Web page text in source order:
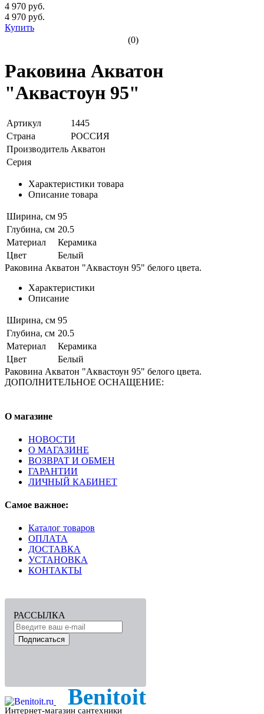
4 970 руб.
4 970 руб.
Купить
(0)
Раковина Акватон
"Аквастоун 95"
Артикул
1445
Страна
РОССИЯ
Производитель Акватон
Серия
Характеристики товара
Описание товара
Ширина, см 95
Глубина, см 20.5
Материал
Керамика
Цвет
Белый
Раковина Акватон "Аквастоун 95" белого цвета.
Характеристики
Описание
Ширина, см 95
Глубина, см 20.5
Материал
Керамика
Цвет
Белый
Раковина Акватон "Аквастоун 95" белого цвета.
ДОПОЛНИТЕЛЬНОЕ ОСНАЩЕНИЕ:
О магазине
НОВОСТИ
О МАГАЗИНЕ
ВОЗВРАТ И ОБМЕН
ГАРАНТИИ
ЛИЧНЫЙ КАБИНЕТ
Самое важное:
Каталог товаров
ОПЛАТА
ДОСТАВКА
УСТАНОВКА
КОНТАКТЫ
РАССЫЛКА
Подписаться
Benitoit
Интернет-магазин сантехники